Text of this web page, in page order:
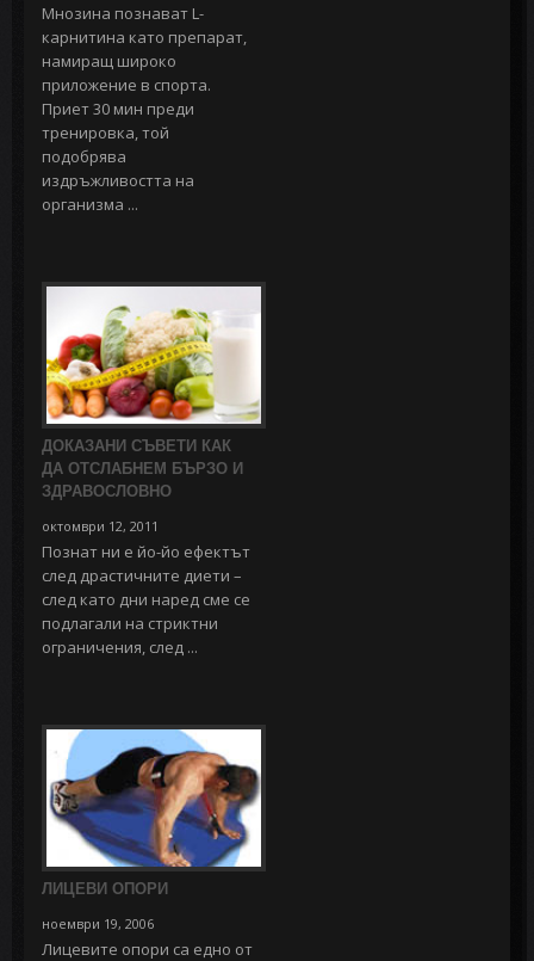
Мнозина познават L-
карнитина като препарат,
намиращ широко
приложение в спорта.
Приет 30 мин преди
тренировка, той
подобрява
издръжливостта на
организма ...
ДОКАЗАНИ СЪВЕТИ КАК
ДА ОТСЛАБНЕМ БЪРЗО И
ЗДРАВОСЛОВНО
октомври 12, 2011
Познат ни е йо-йо ефектът
след драстичните диети –
след като дни наред сме се
подлагали на стриктни
ограничения, след ...
ЛИЦЕВИ ОПОРИ
ноември 19, 2006
Лицевите опори са едно от